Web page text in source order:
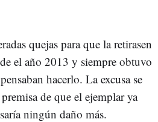
quejas para que la retirasen
el año 2013 y siempre obtuvo
hacerlo. La excusa se
de que el ejemplar ya
ningún daño más.